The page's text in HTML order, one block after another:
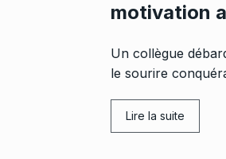
motivation
Un collègue
le sourire
Lire la suite